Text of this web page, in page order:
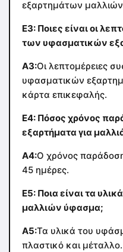
εξαρτημάτων μαλλιών
Ε3: Ποιες είναι οι
των υφασματικών
Α3:Οι λεπτομέρειες
υφασματικών
κάρτα επικεφαλής.
Ε4: Πόσος χρόνος
εξαρτήματα για
Α4:Ο χρόνος
45 ημέρες.
Ε5: Ποια είναι τα
μαλλιών ύφασμα;
Α5:Τα υλικά του
πλαστικό και μέταλλο.